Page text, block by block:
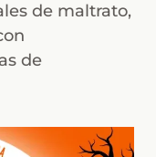
de maltrato,
de